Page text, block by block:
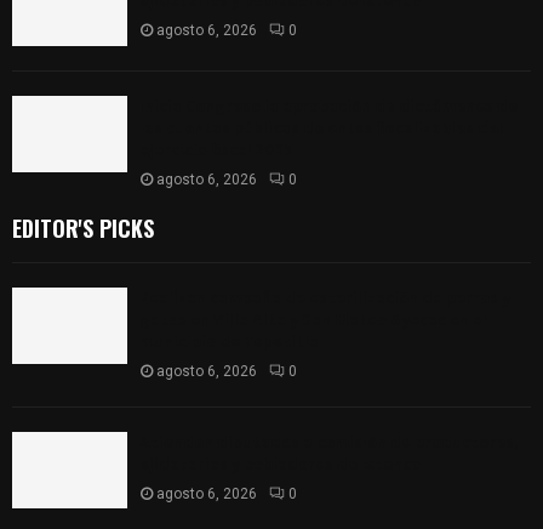
agosto 6, 2026 0
agosto 6, 2026 0
EDITOR'S PICKS
agosto 6, 2026 0
agosto 6, 2026 0